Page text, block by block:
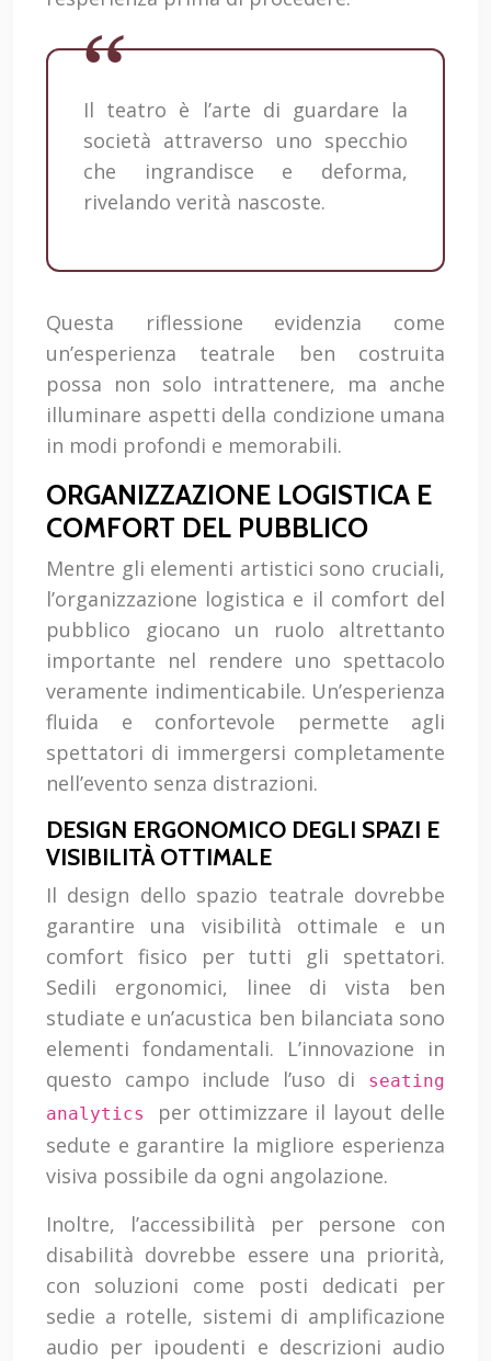
Il teatro è l’arte di guardare la
società attraverso uno specchio
che ingrandisce e deforma,
rivelando verità nascoste.
Questa riflessione evidenzia come
un’esperienza teatrale ben costruita
possa non solo intrattenere, ma anche
illuminare aspetti della condizione umana
in modi profondi e memorabili.
ORGANIZZAZIONE LOGISTICA E
COMFORT DEL PUBBLICO
Mentre gli elementi artistici sono cruciali,
l’organizzazione logistica e il comfort del
pubblico giocano un ruolo altrettanto
importante nel rendere uno spettacolo
veramente indimenticabile. Un’esperienza
fluida e confortevole permette agli
spettatori di immergersi completamente
nell’evento senza distrazioni.
DESIGN ERGONOMICO DEGLI SPAZI E
VISIBILITÀ OTTIMALE
Il design dello spazio teatrale dovrebbe
garantire una visibilità ottimale e un
comfort fisico per tutti gli spettatori.
Sedili ergonomici, linee di vista ben
studiate e un’acustica ben bilanciata sono
elementi fondamentali. L’innovazione in
questo campo include l’uso di
seating
analytics
per ottimizzare il layout delle
sedute e garantire la migliore esperienza
visiva possibile da ogni angolazione.
Inoltre, l’accessibilità per persone con
disabilità dovrebbe essere una priorità,
con soluzioni come posti dedicati per
sedie a rotelle, sistemi di amplificazione
audio per ipoudenti e descrizioni audio